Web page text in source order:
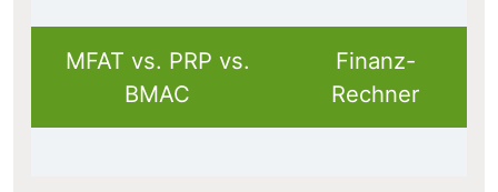
MFAT vs. PRP vs.
BMAC
Finanz-
Rechner